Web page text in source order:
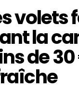
volets
la
de